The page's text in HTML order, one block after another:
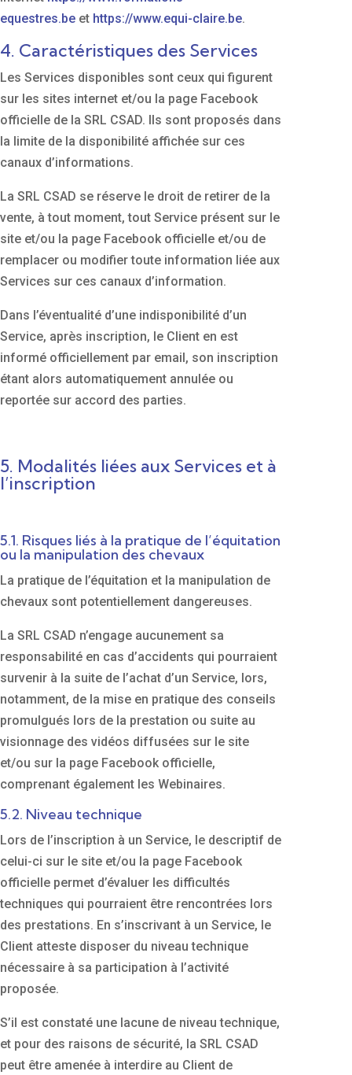
equestres.be et https://www.equi-claire.be.
4. Caractéristiques des Services
Les Services disponibles sont ceux qui figurent
sur les sites internet et/ou la page Facebook
officielle de la SRL CSAD. Ils sont proposés dans
la limite de la disponibilité affichée sur ces
canaux d’informations.
La SRL CSAD se réserve le droit de retirer de la
vente, à tout moment, tout Service présent sur le
site et/ou la page Facebook officielle et/ou de
remplacer ou modifier toute information liée aux
Services sur ces canaux d’information.
Dans l’éventualité d’une indisponibilité d’un
Service, après inscription, le Client en est
informé officiellement par email, son inscription
étant alors automatiquement annulée ou
reportée sur accord des parties.
5. Modalités liées aux Services et à
l’inscription
5.1. Risques liés à la pratique de l’équitation
ou la manipulation des chevaux
La pratique de l’équitation et la manipulation de
chevaux sont potentiellement dangereuses.
La SRL CSAD n’engage aucunement sa
responsabilité en cas d’accidents qui pourraient
survenir à la suite de l’achat d’un Service, lors,
notamment, de la mise en pratique des conseils
promulgués lors de la prestation ou suite au
visionnage des vidéos diffusées sur le site
et/ou sur la page Facebook officielle,
comprenant également les Webinaires.
5.2. Niveau technique
Lors de l’inscription à un Service, le descriptif de
celui-ci sur le site et/ou la page Facebook
officielle permet d’évaluer les difficultés
techniques qui pourraient être rencontrées lors
des prestations. En s’inscrivant à un Service, le
Client atteste disposer du niveau technique
nécessaire à sa participation à l’activité
proposée.
S’il est constaté une lacune de niveau technique,
et pour des raisons de sécurité, la SRL CSAD
peut être amenée à interdire au Client de